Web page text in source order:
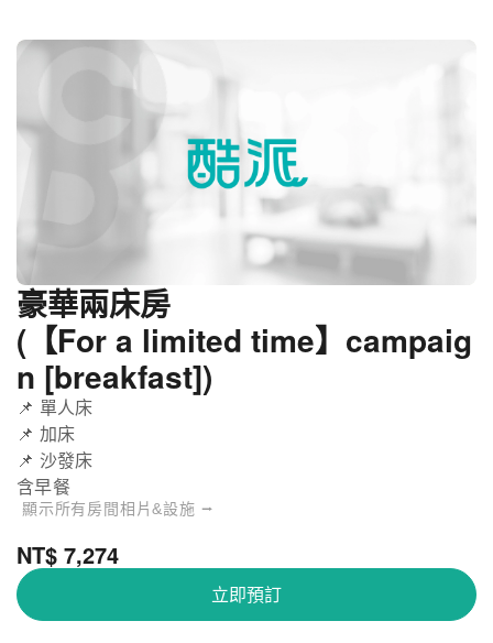
豪華兩床房
(【For a limited time】campaig
n [breakfast])
📌 單人床
📌 加床
📌 沙發床
含早餐
顯示所有房間相片&設施 ⭢
NT$ 7,274
立即預訂
沖繩餘家弗酒店 - 豪華兩床房